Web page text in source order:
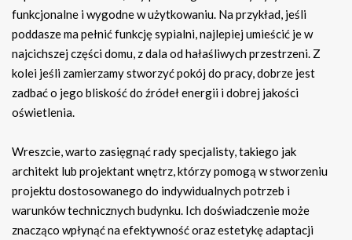
funkcjonalne i wygodne w użytkowaniu. Na przykład, jeśli
poddasze ma pełnić funkcję sypialni, najlepiej umieścić je w
najcichszej części domu, z dala od hałaśliwych przestrzeni. Z
kolei jeśli zamierzamy stworzyć pokój do pracy, dobrze jest
zadbać o jego bliskość do źródeł energii i dobrej jakości
oświetlenia.
Wreszcie, warto zasięgnąć rady specjalisty, takiego jak
architekt lub projektant wnętrz, którzy pomogą w stworzeniu
projektu dostosowanego do indywidualnych potrzeb i
warunków technicznych budynku. Ich doświadczenie może
znacząco wpłynąć na efektywność oraz estetykę adaptacji